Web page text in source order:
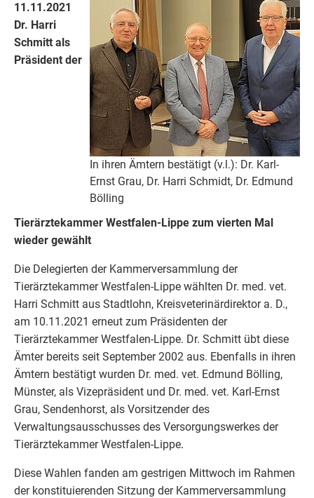
In ihren Ämtern bestätigt (v.l.): Dr. Karl-
Ernst Grau, Dr. Harri Schmidt, Dr. Edmund
Bölling
11.11.2021
Dr. Harri
Schmitt als
Präsident der
Tierärztekammer Westfalen-Lippe zum vierten Mal
wieder gewählt
Die Delegierten der Kammerversammlung der
Tierärztekam­mer Westfalen-Lippe wählten Dr. med. vet.
Harri Schmitt aus Stadtlohn, Kreisveterinärdirektor a. D.,
am 10.11.2021 erneut zum Präsidenten der
Tierärztekammer Westfalen-Lippe. Dr. Schmitt übt diese
Ämter bereits seit September 2002 aus. Ebenfalls in ihren
Ämtern bestätigt wurden Dr. med. vet. Edmund Bölling,
Münster, als Vizepräsident und Dr. med. vet. Karl-Ernst
Grau, Sendenhorst, als Vorsitzender des
Verwaltungsausschusses des Versorgungswerkes der
Tierärztekammer Westfalen-Lippe.
Diese Wahlen fanden am gestrigen Mittwoch im Rahmen
der konstituierenden Sitzung der Kammerversammlung